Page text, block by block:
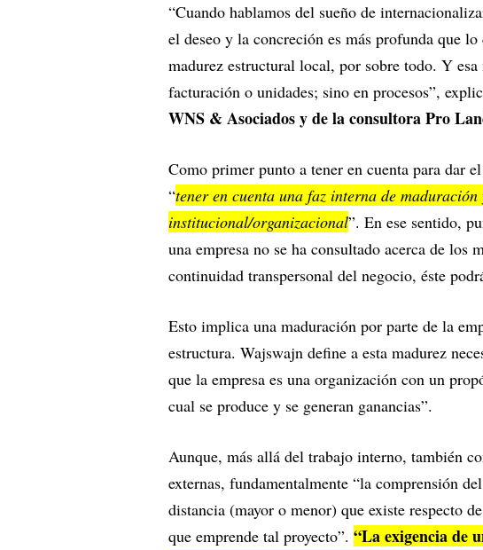
“Cuando hablamos del sueño de
el deseo y la concreción es más profunda que
madurez estructural local, por sobre todo. Y
facturación o unidades; sino en procesos”,
WNS & Asociados y de la consultora Pro
Como primer punto a tener en cuenta para dar
“tener en cuenta una faz interna de
institucional/organizacional”. En ese sentido,
una empresa no se ha consultado acerca de los
continuidad transpersonal del negocio, éste
Esto implica una maduración por parte de la
estructura. Wajswajn define a esta madurez
que la empresa es una organización con un
cual se produce y se generan ganancias”.
Aunque, más allá del trabajo interno, también
externas, fundamentalmente “la comprensión
distancia (mayor o menor) que existe respecto
que emprende tal proyecto”. “La exigencia de